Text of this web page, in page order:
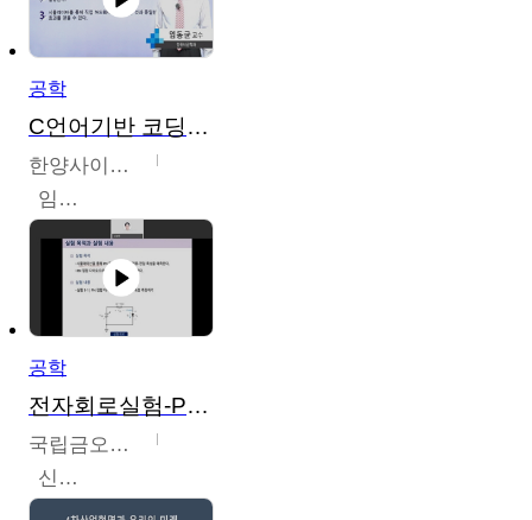
공학
C언어기반 코딩교육
한양사이버대학교
임동균
공학
전자회로실험-PSPICE 시뮬레이션
국립금오공과대학교
신경욱